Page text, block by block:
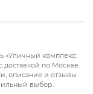
«Уличный комплекс:
доставкой по Москве.
описание и отзывы
выбор.